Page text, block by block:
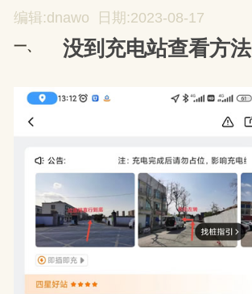
编辑:dnawo 日期:2023-08-17
一、 没到充电站查看方法